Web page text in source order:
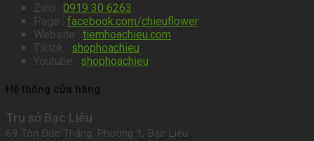
Zalo : 0919 30 6263.
Page : facebook.com/chieuflower.
Website : tiemhoachieu.com.
Tiktok : shophoachieu
Youtube : shophoachieu
Hệ thống cửa hàng
Trụ sở Bạc Liêu
69 Tôn Đức Thắng, Phường 1, Bạc Liêu